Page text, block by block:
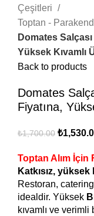
Çeşitleri
Toptan -
Domates
Yüksek Kıvamlı
Back to products
Domates
Fiyatına,
₺1,700.00 ₺
Toptan Alım İçin
Katkısız,
Restoran,
idealdir. Yüksek
kıvamlı ve verimli